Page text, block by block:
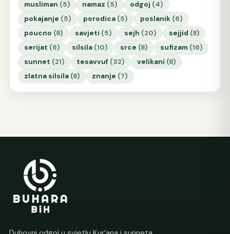
musliman (5) namaz (5) odgoj (4)
pokajanje (5) porodica (5) poslanik (6)
poucno (8) savjeti (5) sejh (20) sejjid (8)
serijat (6) silsila (10) srce (8) sufizam (16)
sunnet (21) tesavvuf (32) velikani (8)
zlatna silsila (8) znanje (7)